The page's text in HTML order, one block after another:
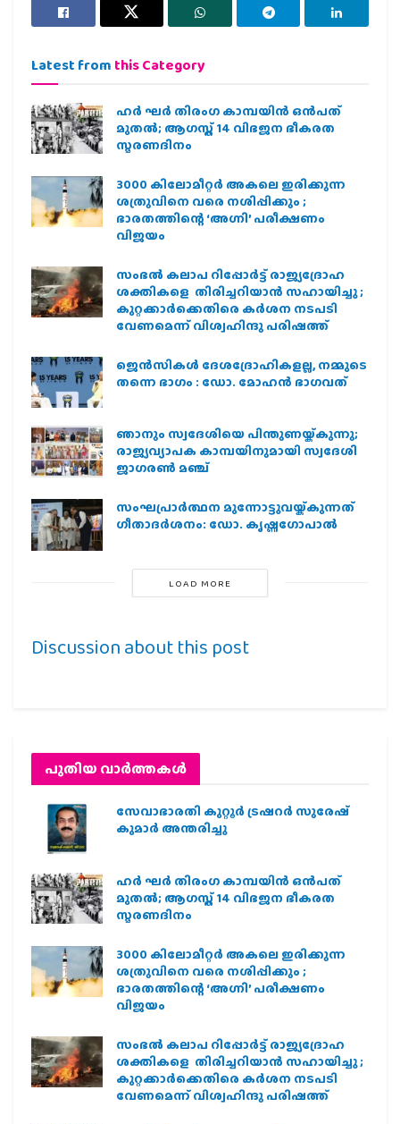
Latest from this Category
ഹര്‍ ഘര്‍ തിരംഗ കാമ്പയിന്‍ ഒന്‍പത്
മുതല്‍; ആഗസ്ത് 14 വിഭജന ഭീകരത
സ്മരണദിനം
3000 കിലോമീറ്റർ അകലെ ഇരിക്കുന്ന
ശത്രുവിനെ വരെ നശിപ്പിക്കും ;
ഭാരതത്തിന്റെ ‘അഗ്നി’ പരീക്ഷണം
വിജയം
സംഭൽ കലാപ റിപ്പോർട്ട് രാജ്യദ്രോഹ
ശക്തികളെ തിരിച്ചറിയാൻ സഹായിച്ചു ;
കുറ്റക്കാർക്കെതിരെ കർശന നടപടി
വേണമെന്ന് വിശ്വഹിന്ദു പരിഷത്ത്
ജെന്‍സികള്‍ ദേശദ്രോഹികളല്ല, നമ്മുടെ
തന്നെ ഭാഗം : ഡോ. മോഹന്‍ ഭാഗവത്
ഞാനും സ്വദേശിയെ പിന്തുണയ്ക്കുന്നു;
രാജ്യവ്യാപക കാമ്പയിനുമായി സ്വദേശി
ജാഗരണ്‍ മഞ്ച്
സംഘപ്രാര്‍ത്ഥന മുന്നോട്ടുവയ്ക്കുന്നത്
ഗീതാദര്‍ശനം: ഡോ. കൃഷ്ണഗോപാല്‍
LOAD MORE
Discussion about this post
പുതിയ വാര്‍ത്തകള്‍
സേവാഭാരതി കുറ്റൂർ ട്രഷറർ സുരേഷ്
കുമാർ അന്തരിച്ചു
ഹര്‍ ഘര്‍ തിരംഗ കാമ്പയിന്‍ ഒന്‍പത്
മുതല്‍; ആഗസ്ത് 14 വിഭജന ഭീകരത
സ്മരണദിനം
3000 കിലോമീറ്റർ അകലെ ഇരിക്കുന്ന
ശത്രുവിനെ വരെ നശിപ്പിക്കും ;
ഭാരതത്തിന്റെ ‘അഗ്നി’ പരീക്ഷണം
വിജയം
സംഭൽ കലാപ റിപ്പോർട്ട് രാജ്യദ്രോഹ
ശക്തികളെ തിരിച്ചറിയാൻ സഹായിച്ചു ;
കുറ്റക്കാർക്കെതിരെ കർശന നടപടി
വേണമെന്ന് വിശ്വഹിന്ദു പരിഷത്ത്